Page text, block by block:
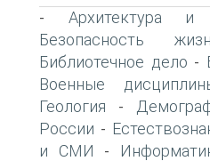
- Архитектура и
Безопасность
Библиотечное дело -
Военные
Геология -
России -
и СМИ -